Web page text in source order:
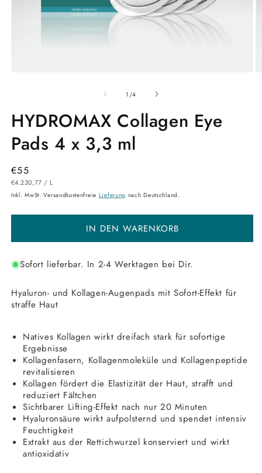
1 /von
4
HYDROMAX Collagen Eye
Pads 4 x 3,3 ml
Normaler
Preis
€55
STÜCKPREIS
€4.230,77 / PRO
L
Inkl. MwSt. Versandkostenfreie Lieferung nach Deutschland.
IN DEN WARENKORB
Sofort lieferbar. In 2-4 Werktagen bei Dir.
Hyaluron- und Kollagen-Augenpads mit Sofort-Effekt für
straffe Haut
Natives Kollagen wirkt dreifach stark für sofortige
Ergebnisse
Kollagenfasern, Kollagenmoleküle und Kollagenpeptide
revitalisieren
Kollagen fördert die Elastizität der Haut, strafft und
reduziert Fältchen
Sichtbarer Lifting-Effekt nach nur 20 Minuten
Hyaluronsäure wirkt aufpolsternd und spendet intensiv
Feuchtigkeit
Extrakt aus der Rettichwurzel konserviert und wirkt
antioxidativ